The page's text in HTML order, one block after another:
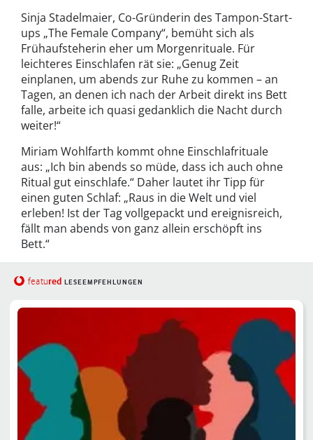
Sinja Stadelmaier, Co-Gründerin des Tampon-Start-
ups „The Female Company“, bemüht sich als
Frühaufsteherin eher um Morgenrituale. Für
leichteres Einschlafen rät sie: „Genug Zeit
einplanen, um abends zur Ruhe zu kommen – an
Tagen, an denen ich nach der Arbeit direkt ins Bett
falle, arbeite ich quasi gedanklich die Nacht durch
weiter!“
Miriam Wohlfarth kommt ohne Einschlafrituale
aus: „Ich bin abends so müde, dass ich auch ohne
Ritual gut einschlafe.“ Daher lautet ihr Tipp für
einen guten Schlaf: „Raus in die Welt und viel
erleben! Ist der Tag vollgepackt und ereignisreich,
fällt man abends von ganz allein erschöpft ins
Bett.“
featured LESEEMPFEHLUNGEN